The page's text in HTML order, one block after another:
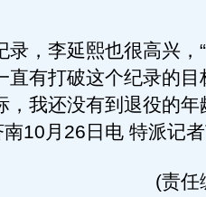
，李延熙也很高兴，
直有打破这个纪录的目
，我还没有到退役的年
10月26日电 特派记
(责任